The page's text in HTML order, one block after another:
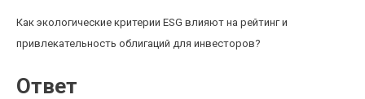
Как экологические критерии ESG влияют на рейтинг и
привлекательность облигаций для инвесторов?
Ответ